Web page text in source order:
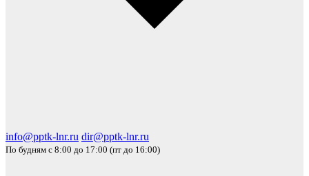
info@pptk-lnr.ru dir@pptk-lnr.ru
По будням с 8:00 до 17:00 (пт до 16:00)